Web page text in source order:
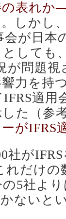
の表れ
。しかし
が日本
しても
が問題
力を持
適用
た（参
がIFRS
社が
れだけの
5社よ
ないと